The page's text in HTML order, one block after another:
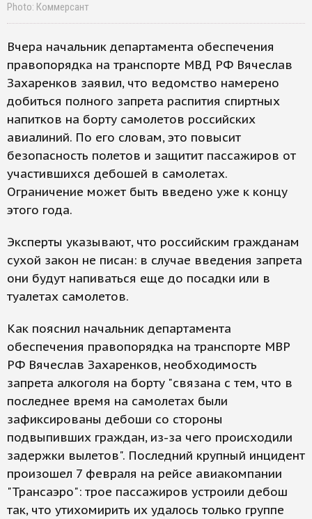
Photo: Коммерсант
Вчера начальник департамента обеспечения
правопорядка на транспорте МВД РФ Вячеслав
Захаренков заявил, что ведомство намерено
добиться полного запрета распития спиртных
напитков на борту самолетов российских
авиалиний. По его словам, это повысит
безопасность полетов и защитит пассажиров от
участившихся дебошей в самолетах.
Ограничение может быть введено уже к концу
этого года.
Эксперты указывают, что российским гражданам
сухой закон не писан: в случае введения запрета
они будут напиваться еще до посадки или в
туалетах самолетов.
Как пояснил начальник департамента
обеспечения правопорядка на транспорте МВР
РФ Вячеслав Захаренков, необходимость
запрета алкоголя на борту "связана с тем, что в
последнее время на самолетах были
зафиксированы дебоши со стороны
подвыпивших граждан, из-за чего происходили
задержки вылетов". Последний крупный инцидент
произошел 7 февраля на рейсе авиакомпании
"Трансаэро": трое пассажиров устроили дебош
так, что утихомирить их удалось только группе